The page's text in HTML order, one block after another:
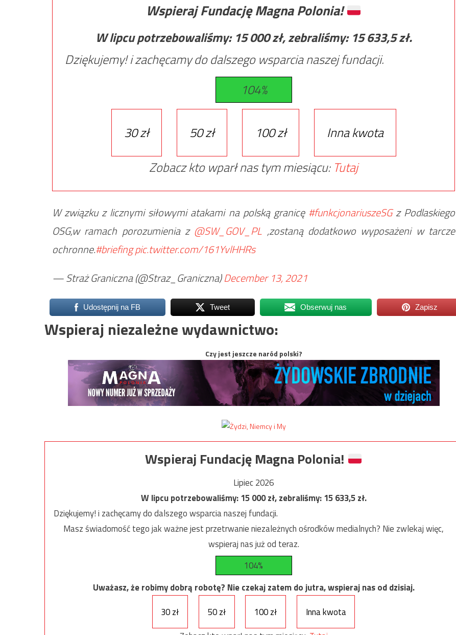
Wspieraj Fundację Magna Polonia!
W lipcu potrzebowaliśmy: 15 000zł, zebraliśmy: 15 633,5zł.
Dziękujemy! i zachęcamy do dalszego wsparcia naszej fundacji.
104%
30 zł 50 zł 100 zł
Inna kwota
Zobacz kto wparł nas tym miesiącu: Tutaj
W związku z licznymi siłowymi atakami na polską granicę #funkcjonariuszeSGz Podlaskiego
OSG,w ramach porozumienia z @SW_GOV_PL ,zostaną dodatkowo wyposażeni w tarcze
ochronne.#briefingpic.twitter.com/161YvlHHRs
— Straż Graniczna (@Straz_Graniczna)December 13, 2021
Udostępnij na FB Tweet Obserwuj nas Zapisz
Wspieraj niezależne wydawnictwo:
Czy jest jeszcze naród polski?
Wspieraj Fundację Magna Polonia!
Lipiec 2026
W lipcu potrzebowaliśmy:15 000zł, zebraliśmy:15 633,5zł.
Dziękujemy! i zachęcamy do dalszego wsparcia naszej fundacji.
Masz świadomość tego jak ważne jest przetrwanie niezależnych ośrodków medialnych? Nie zwlekaj więc,
wspieraj nas już od teraz.
104%
Uważasz, że robimy dobrą robotę? Nie czekaj zatem do jutra, wspieraj nas od dzisiaj.
30 zł
50 zł 100 zł
Inna kwota